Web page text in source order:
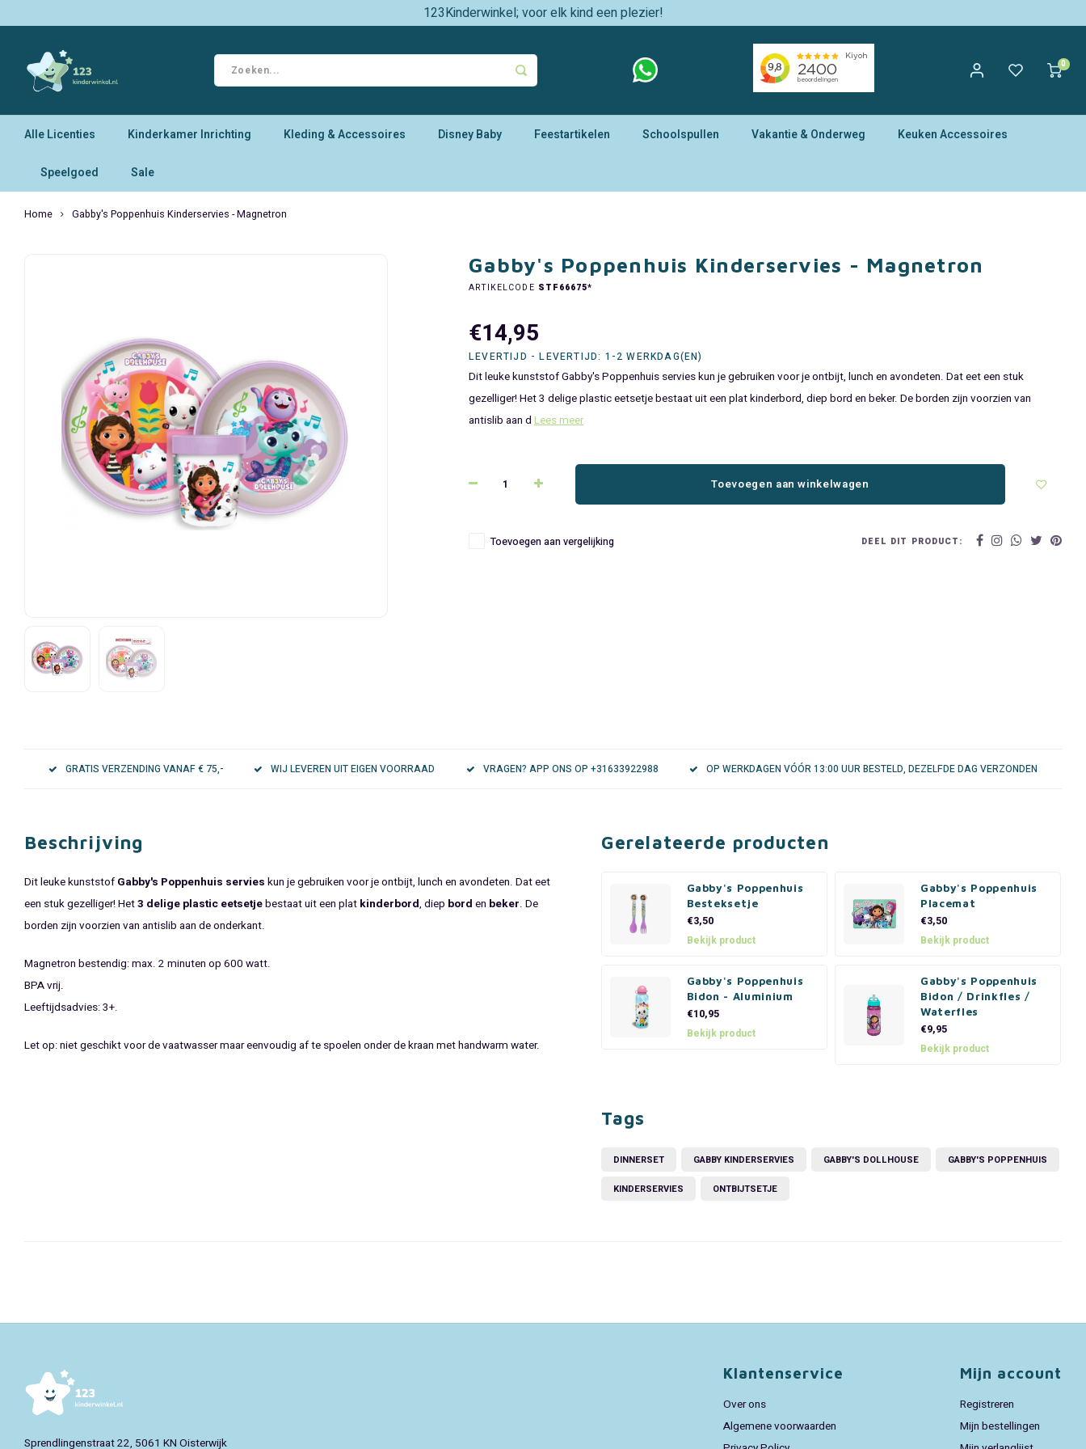
123Kinderwinkel; voor elk kind een plezier!
0
Alle Licenties Kinderkamer Inrichting Kleding & Accessoires Disney Baby Feestartikelen Schoolspullen Vakantie & Onderweg Keuken Accessoires
Speelgoed Sale
Home Gabby's Poppenhuis Kinderservies - Magnetron
Gabby's Poppenhuis Kinderservies - Magnetron
ARTIKELCODE STF66675*
€14,95
LEVERTIJD - LEVERTIJD: 1-2 WERKDAG(EN)
Dit leuke kunststof Gabby's Poppenhuis servies kun je gebruiken voor je ontbijt, lunch en avondeten. Dat eet een stuk
gezelliger! Het 3 delige plastic eetsetje bestaat uit een plat kinderbord, diep bord en beker. De borden zijn voorzien van
antislib aan d Lees meer
Toevoegen aan winkelwagen
Toevoegen aan vergelijking DEEL DIT PRODUCT:
GRATIS VERZENDING VANAF € 75,- WIJ LEVEREN UIT EIGEN VOORRAAD VRAGEN? APP ONS OP +31633922988 OP WERKDAGEN VÓÓR 13:00 UUR BESTELD, DEZELFDE DAG VERZONDEN
Beschrijving
Dit leuke kunststof Gabby's Poppenhuis servies kun je gebruiken voor je ontbijt, lunch en avondeten. Dat eet
een stuk gezelliger! Het3 delige plastic eetsetjebestaat uit een plat kinderbord, diep bord en beker. De
borden zijn voorzien van antislib aan de onderkant.
Magnetron bestendig: max. 2 minuten op 600 watt.
BPA vrij.
​Leeftijdsadvies: 3+.
Let op: niet geschikt voor de vaatwasser maar eenvoudig af te spoelen onder de kraan met handwarm water.
Gerelateerde producten
Gabby's Poppenhuis
Besteksetje
€3,50
Bekijk product
Gabby's Poppenhuis
Placemat
€3,50
Bekijk product
Gabby's Poppenhuis
Bidon - Aluminium
€10,95
Bekijk product
Gabby's Poppenhuis
Bidon / Drinkfles /
Waterfles
€9,95
Bekijk product
Tags
DINNERSET GABBY KINDERSERVIES GABBY'S DOLLHOUSE GABBY'S POPPENHUIS
KINDERSERVIES ONTBIJTSETJE
Sprendlingenstraat 22, 5061 KN Oisterwijk
Klantenservice
Over ons
Algemene voorwaarden
Mijn account
Registreren
Mijn bestellingen